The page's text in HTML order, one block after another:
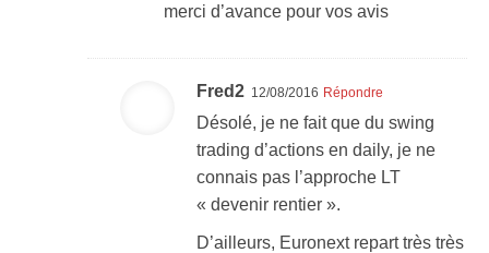
merci d’avance pour vos avis
Fred2 12/08/2016 Répondre
Désolé, je ne fait que du swing
trading d’actions en daily, je ne
connais pas l’approche LT
« devenir rentier ».
D’ailleurs, Euronext repart très très